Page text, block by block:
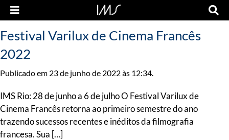
Festival Varilux de Cinema Francês
2022
Publicado em 23 de junho de 2022 às 12:34.
IMS Rio: 28 de junho a 6 de julho O Festival Varilux de
Cinema Francês retorna ao primeiro semestre do ano
trazendo sucessos recentes e inéditos da filmografia
francesa. Sua […]